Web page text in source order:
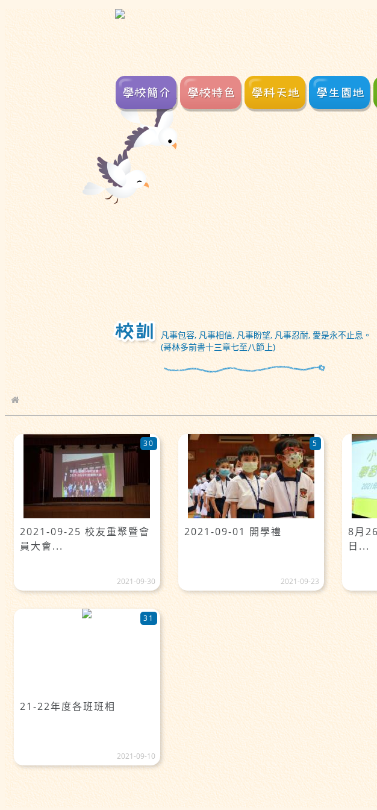
凡事包容, 凡事相信, 凡事盼望, 凡事忍耐, 愛是永不止息。
(哥林多前書十三章七至八節上)
校園相簿
2021-09-25 校友重聚暨會
員大會...
30
2021-09-30
2021-09-01 開學禮
5
2021-09-23
8月
日...
21-22年度各班班相
31
2021-09-10